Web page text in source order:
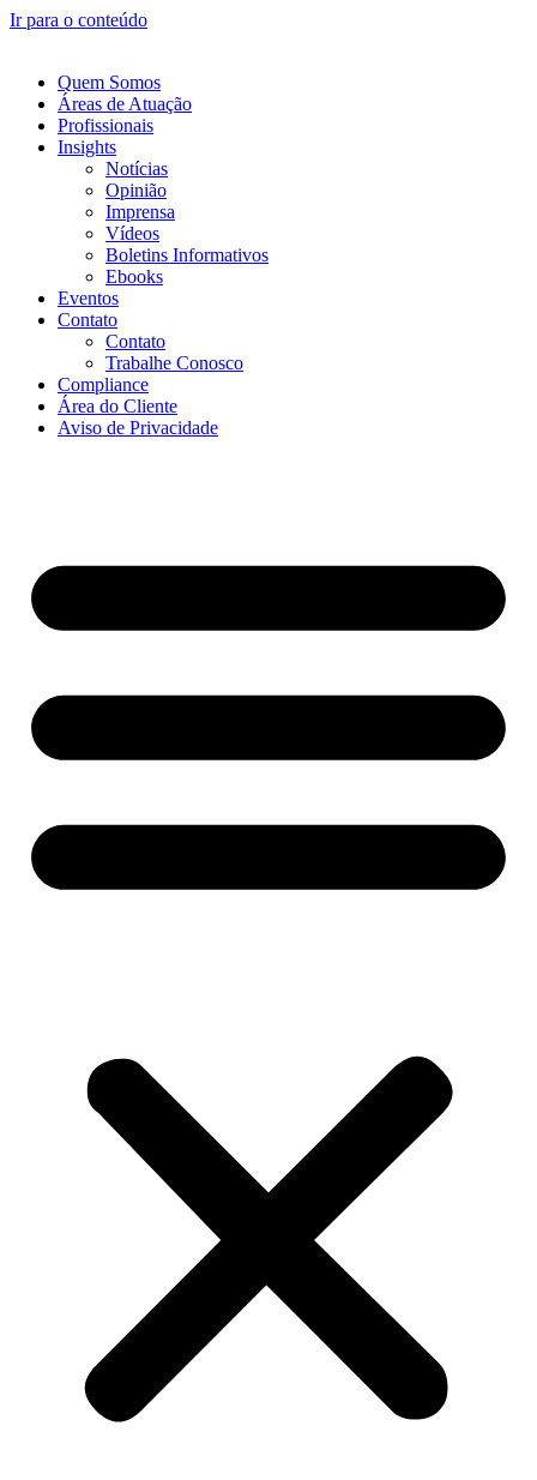
Ir para o conteúdo
Quem Somos
Áreas de Atuação
Profissionais
Insights
Notícias
Opinião
Imprensa
Vídeos
Boletins Informativos
Ebooks
Eventos
Contato
Contato
Trabalhe Conosco
Compliance
Área do Cliente
Aviso de Privacidade